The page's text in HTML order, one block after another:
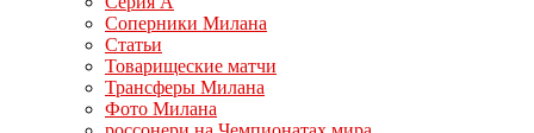
Соперники Милана
Статьи
Товарищеские матчи
Трансферы Милана
Фото Милана